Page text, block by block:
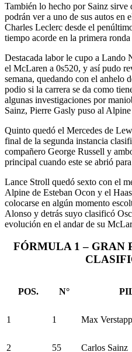
También lo hecho por Sainz sirve
podrán ver a uno de sus autos en
Charles Leclerc desde el
tiempo acorde en la primera
Destacada labor le cupo a Lando
el McLaren a 0s520, y así pudo
semana, quedando con el anhelo
podio si la carrera se da como
algunas investigaciones por
Sainz, Pierre Gasly puso al
Quinto quedó el Mercedes de
final de la segunda instancia
compañero George Russell y
principal cuando este se abrió
Lance Stroll quedó sexto con el
Alpine de Esteban Ocon y el
colocarse en algún momento
Alonso y detrás suyo clasificó
evolución en el andar de su
FÓRMULA 1 – GRAN
POS. N°
1 1 Max
2 55 Carlos Sainz